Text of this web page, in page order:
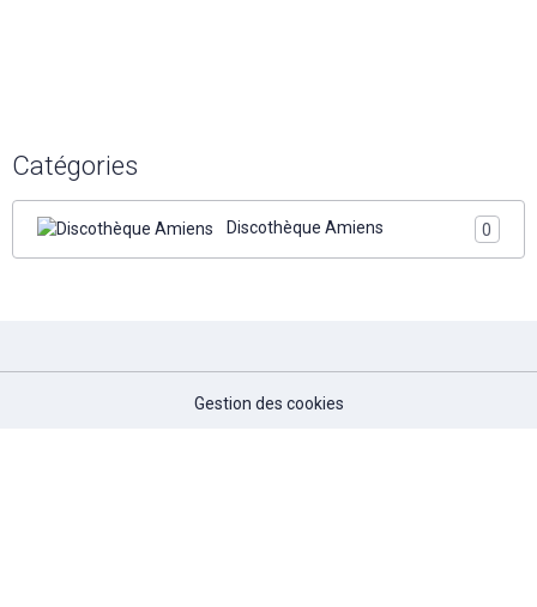
Catégories
Discothèque Amiens 0
Gestion des cookies